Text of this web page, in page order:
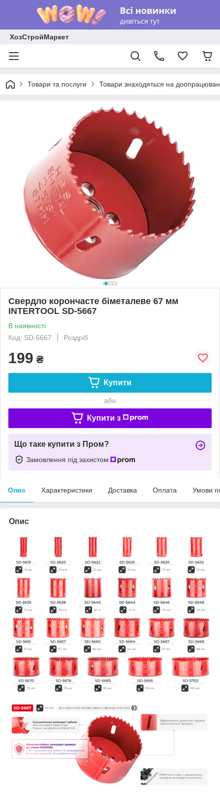
ХозСтройМаркет
Товари та послуги Товари знаходяться на
Свердло корончасте біметалеве 67 мм
INTERTOOL SD-5667
В наявності
Код: SD-5667
Роздріб
199 ₴
Купити
або
Купити з
Що таке купити з Пром?
Замовлення під захистом
Опис Характеристики Доставка Оплата Умови
Опис